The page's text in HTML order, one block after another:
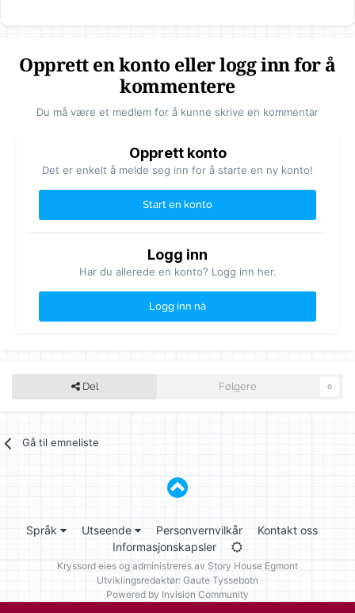
Opprett en konto eller logg inn for å
kommentere
Du må være et medlem for å kunne skrive en kommentar
Opprett konto
Det er enkelt å melde seg inn for å starte en ny konto!
Start en konto
Logg inn
Har du allerede en konto? Logg inn her.
Logg inn nå
Del Følgere 0
Gå til emneliste
Språk Utseende Personvernvilkår
Kontakt oss
Informasjonskapsler
Kryssord eies og administreres av Story House Egmont
Utviklingsredaktør: Gaute Tyssebotn
Powered by Invision Community